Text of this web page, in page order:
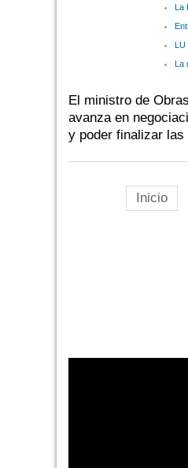
La
LU
La
El ministro de
avanza en
y poder finalizar las
Inicio